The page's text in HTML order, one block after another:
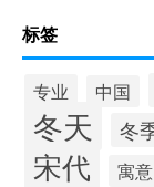
标签
专业 中国
冬天 冬
宋代 寓意